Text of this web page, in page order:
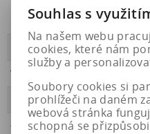
Přilnavost na
ledu
PŘILNAVOST A
Třída hluku
HLUČNOST 71
OBDOBÍ letní
Souhlas s
Na našem webu
cookies, které nám
služby a
Soubory cookies si
prohlížeči na daném
webová stránka
schopná se